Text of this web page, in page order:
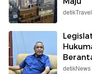
detikTravel
detikNews